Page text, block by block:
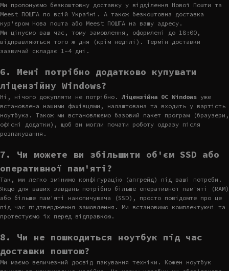
Ми пропонуємо безкоштовну доставку у відділення Нової Пошти та
Meest ПОШТА по всій Україні. А також безкоштовна доставка
кур'єром Нова пошта або Meest ПОШТА на вашу адресу.
Ми цінуємо ваш час, тому замовлення, оформлені до 18:00,
відправляються того ж дня (крім неділі). Термін доставки
зазвичай складає 1-4 дні.
6. Мені потрібно додатково купувати
ліцензійну Windows?
Ні, нічого докупляти не потрібно. Ліцензійна ОС Windows уже
встановлена нашими фахівцями, налаштована та входить у вартість
ноутбука. Також ми встановлюємо базовий пакет програм (браузери,
офісні додатки), щоб ви могли почати роботу одразу після
розпакування.
7. Чи можете ви збільшити об'єм SSD або
оперативної пам'яті?
Так, ми легко змінимо конфігурацію (апгрейд) під ваші потреби.
Якщо для ваших завдань потрібно більше оперативної пам'яті (RAM)
або більше пам'яті накопичувача (SSD), просто повідомте про це
під час підтвердження замовлення. Ми встановимо комплектуючі та
протестуємо їх перед відправкою.
8. Чи не пошкодиться ноутбук під час
доставки поштою?
Ми маємо величезний досвід пакування техніки. Кожен ноутбук